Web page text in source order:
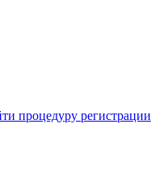
процедуру регистрации